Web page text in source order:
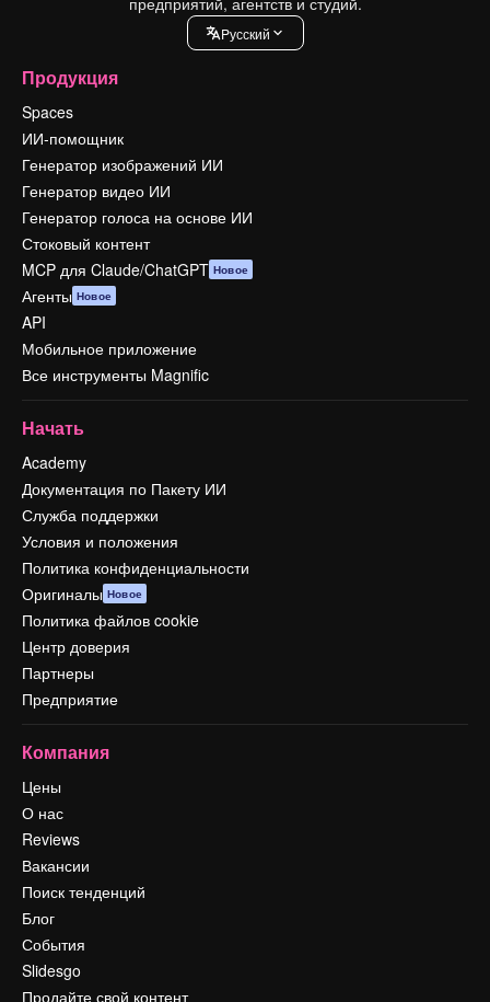
Pусский
Продукция
Spaces
ИИ-помощник
Генератор изображений ИИ
Генератор видео ИИ
Генератор голоса на основе ИИ
Стоковый контент
MCP для Claude/ChatGPT Новое
Агенты Новое
API
Мобильное приложение
Все инструменты Magnific
Начать
Academy
Документация по Пакету ИИ
Служба поддержки
Условия и положения
Политика конфиденциальности
Оригиналы Новое
Политика файлов cookie
Центр доверия
Партнеры
Предприятие
Компания
Цены
О нас
Reviews
Вакансии
Поиск тенденций
Блог
События
Slidesgo
Продайте свой контент